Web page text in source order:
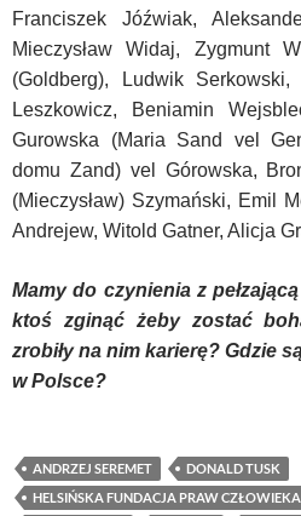
Franciszek Jóźwiak,
Mieczysław Widaj, Zygmunt
(Goldberg), Ludwik
Leszkowicz, Beniamin
Gurowska (Maria Sand vel
domu Zand) vel Górowska,
(Mieczysław) Szymański, Emil
Andrejew, Witold Gatner, Alicja
Mamy do czynienia z
ktoś zginąć żeby zostać
zrobiły na nim karierę? Gdzie
w Polsce?
ANDRZEJ SEREMET
DONALD TUSK
HELSIŃSKA FUNDACJA PRAW CZŁOWIEKA